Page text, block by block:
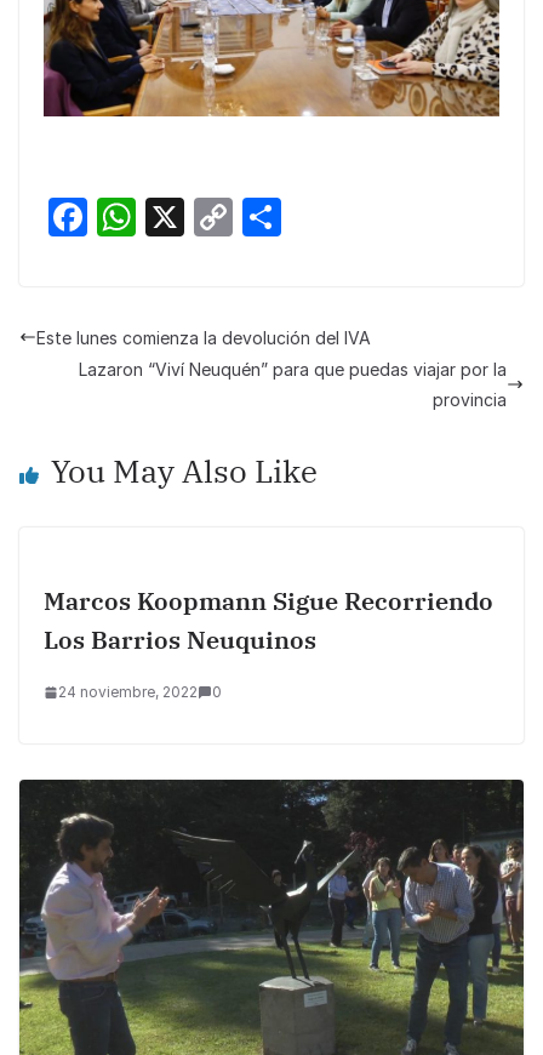
F
e
b
k
W
s
A
p
X
C
y
Li
e
Este lunes comienza la devolución del IVA
Lazaron “Viví Neuquén” para que puedas viajar por la
provincia
You May Also Like
Marcos Koopmann Sigue Recorriendo
Los Barrios Neuquinos
24 noviembre, 2022 0